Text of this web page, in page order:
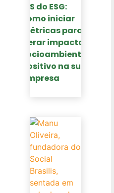
O S do ESG:
como iniciar
métricas para
gerar impacto
socioambiental
positivo na sua
empresa